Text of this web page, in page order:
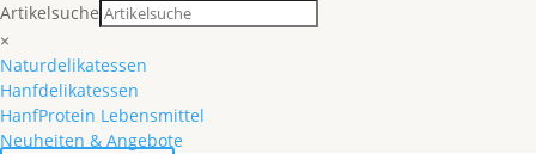
Artikelsuche
×
Naturdelikatessen
Hanfdelikatessen
HanfProtein Lebensmittel
Neuheiten & Angebote